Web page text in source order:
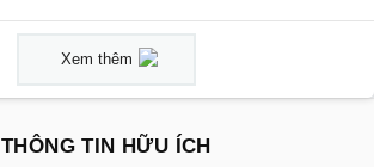
Xem thêm
THÔNG TIN HỮU ÍCH